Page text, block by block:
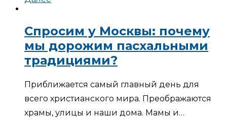
Спросим у Москвы: почему
мы дорожим пасхальными
традициями?
Приближается самый главный день для
всего христианского мира. Преображаются
храмы, улицы и наши дома. Мамы и…